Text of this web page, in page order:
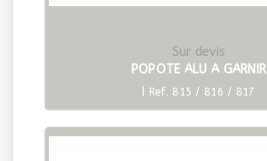
Sur devis
POPOTE ALU A GARNIR
| Ref. 815 / 816 / 817